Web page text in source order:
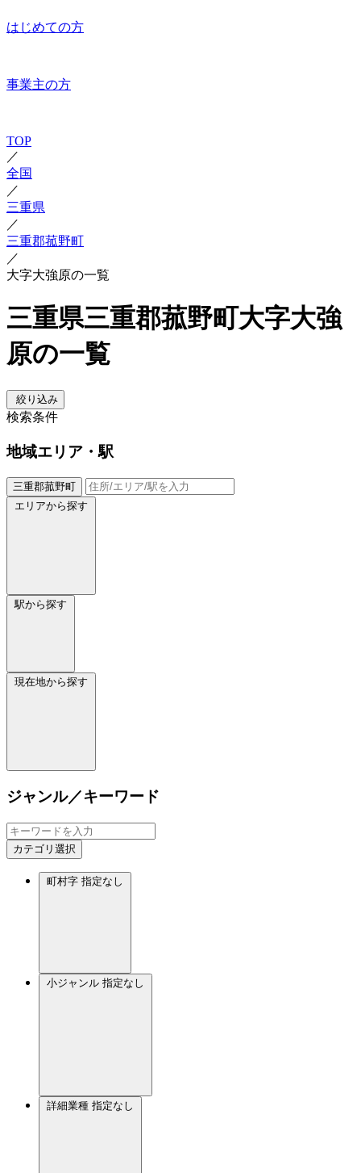
はじめての方
事業主の方
TOP
／
全国
／
三重県
／
三重郡菰野町
／
大字大強原の一覧
三重県三重郡菰野町大字大強
原の一覧
絞り込み
検索条件
地域エリア・駅
三重郡菰野町
エリアから探す
駅から探す
現在地から探す
ジャンル／キーワード
カテゴリ選択
町村字 指定なし
小ジャンル 指定なし
詳細業種 指定なし